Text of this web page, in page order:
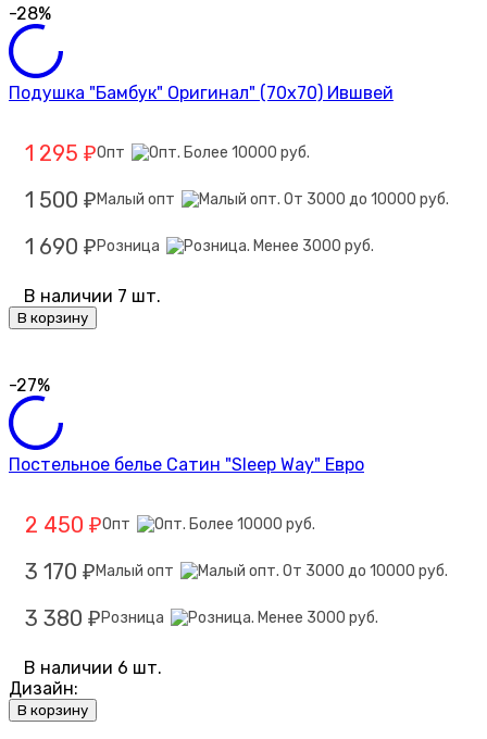
-28%
Подушка "Бамбук" Оригинал" (70х70) Ившвей
1 295 ₽Опт
1 500 ₽ Малый опт
1 690 ₽ Розница
В наличии 7 шт.
В корзину
-27%
Постельное белье Сатин "Sleep Way" Евро
2 450 ₽Опт
3 170 ₽ Малый опт
3 380 ₽ Розница
В наличии 6 шт.
Дизайн:
В корзину